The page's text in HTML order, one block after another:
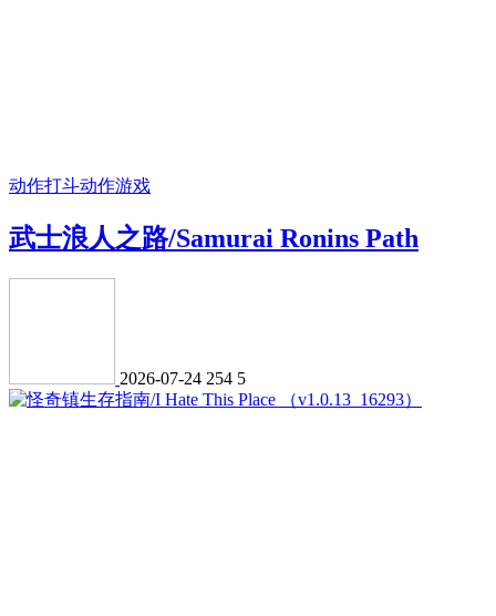
动作打斗动作游戏
武士浪人之路/Samurai Ronins Path
2026-07-24 254 5